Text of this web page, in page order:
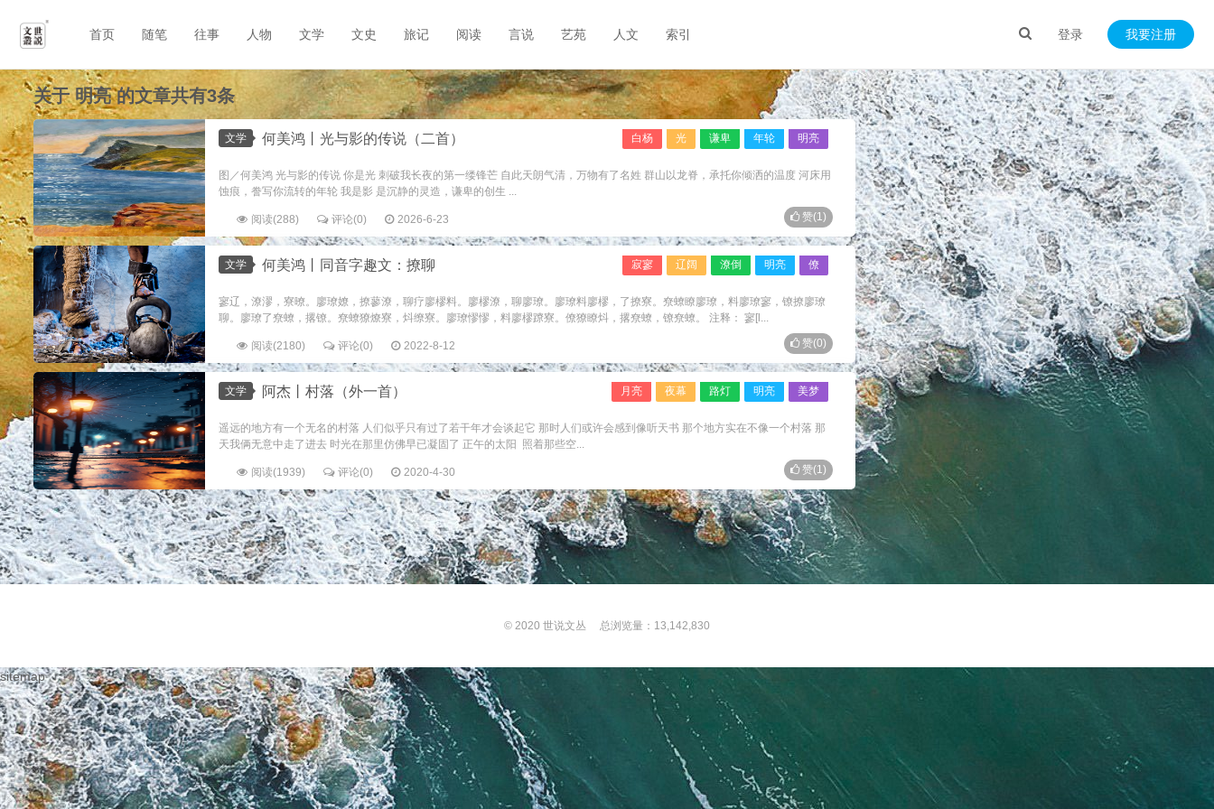
登录 我要注册
首页 随笔 往事 人物 文学 文史 旅记 阅读 言说 艺苑 人文 索引
关于明亮的文章共有3条
文学 白杨 光 谦卑 年轮 明亮
何美鸿丨光与影的传说（二首）
图／何美鸿 光与影的传说 你是光 刺破我长夜的第一缕锋芒 自此天朗气清，万物有了名姓 群山以龙脊，承托你倾洒的温度 河床用
蚀痕，誊写你流转的年轮 我是影 是沉静的灵造，谦卑的创生 ...
阅读(288) 评论(0) 2026-6-23 赞(1)
文学 寂寥 辽阔 潦倒 明亮 僚
何美鸿丨同音字趣文：撩聊
寥辽，潦漻，寮暸。廖璙嫽，撩蓼潦，聊疗廖樛料。廖樛潦，聊廖璙。廖璙料廖樛，了撩寮。尞蟟瞭廖璙，料廖璙寥，镣撩廖璙
聊。廖璙了尞蟟，撂镣。尞蟟獠燎寮，炓缭寮。廖璙憀憀，料廖樛蹽寮。僚獠瞭炓，撂尞蟟，镣尞蟟。 注释： 寥[l...
阅读(2180) 评论(0) 2022-8-12 赞(0)
文学 月亮 夜幕 路灯 明亮 美梦
阿杰丨村落（外一首）
遥远的地方有一个无名的村落 人们似乎只有过了若干年才会谈起它 那时人们或许会感到像听天书 那个地方实在不像一个村落 那
天我俩无意中走了进去 时光在那里仿佛早已凝固了 正午的太阳 照着那些空...
阅读(1939) 评论(0) 2020-4-30 赞(1)
© 2020 世说文丛 总浏览量：13,142,830
sitemap